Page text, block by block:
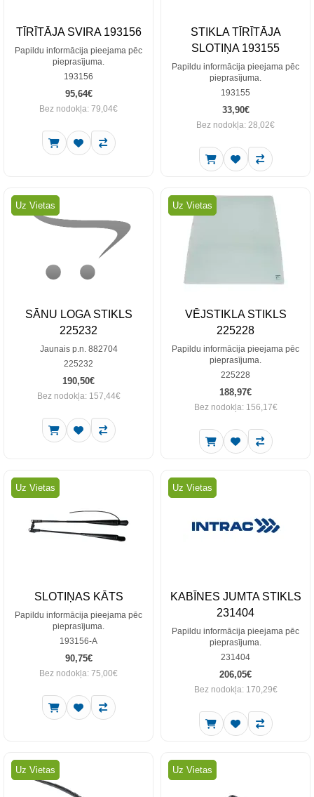
TĪRĪTĀJA SVIRA 193156
Papildu informācija pieejama pēc
pieprasījuma.
193156
95,64€
Bez nodokļa: 79,04€
STIKLA TĪRĪTĀJA
SLOTIŅA 193155
Papildu informācija pieejama pēc
pieprasījuma.
193155
33,90€
Bez nodokļa: 28,02€
Uz Vietas
SĀNU LOGA STIKLS
225232
Jaunais p.n. 882704
225232
190,50€
Bez nodokļa: 157,44€
Uz Vietas
VĒJSTIKLA STIKLS
225228
Papildu informācija pieejama pēc
pieprasījuma.
225228
188,97€
Bez nodokļa: 156,17€
Uz Vietas
SLOTIŅAS KĀTS
Papildu informācija pieejama pēc
pieprasījuma.
193156-A
90,75€
Bez nodokļa: 75,00€
Uz Vietas
KABĪNES JUMTA STIKLS
231404
Papildu informācija pieejama pēc
pieprasījuma.
231404
206,05€
Bez nodokļa: 170,29€
Uz Vietas Uz Vietas